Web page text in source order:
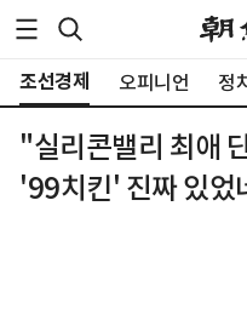
조선경제 오피니언 정
"실리콘밸리 최애
'99치킨' 진짜 있었